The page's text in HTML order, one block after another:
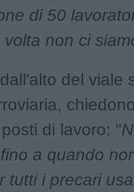
di 50
non ci
del viale
di lavoro: "
a quando
tutti i precari